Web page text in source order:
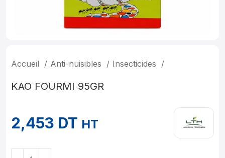
Accueil Anti-nuisibles Insecticides
KAO FOURMI 95GR
2,453 DT HT